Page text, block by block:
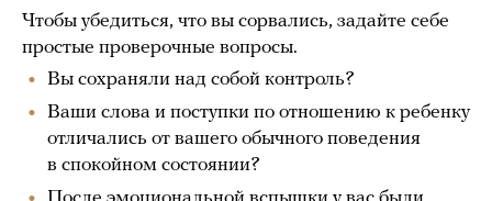
Чтобы убедиться, что вы сорвались, задайте себе
простые проверочные вопросы.
Вы сохраняли над собой контроль?
Ваши слова и поступки по отношению к ребенку
отличались от вашего обычного поведения
в спокойном состоянии?